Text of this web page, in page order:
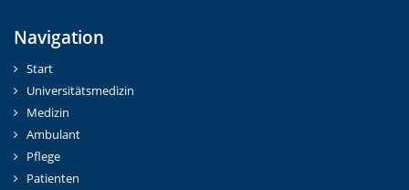
Navigation
Start
Universitätsmedizin
Medizin
Ambulant
Pflege
Patienten